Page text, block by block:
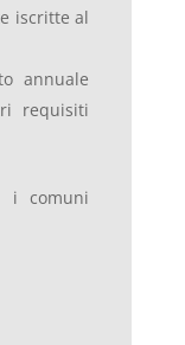
iscritte al
annuale
requisiti
i comuni